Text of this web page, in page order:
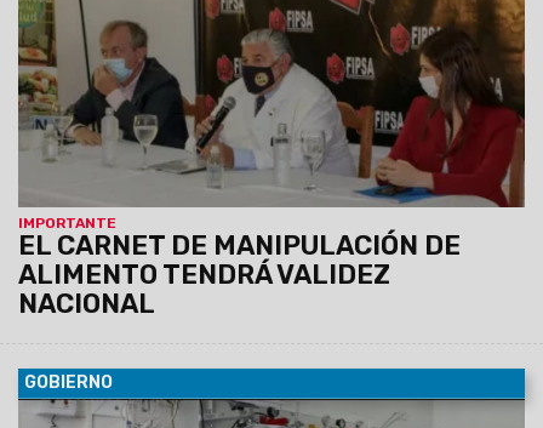
IMPORTANTE
EL CARNET DE MANIPULACIÓN DE
ALIMENTO TENDRÁ VALIDEZ
NACIONAL
Federal para la Gestión del Control de Alimentos.
GOBIERNO
08/11/2021 Iniciaría la próxima semana. La decisión fue